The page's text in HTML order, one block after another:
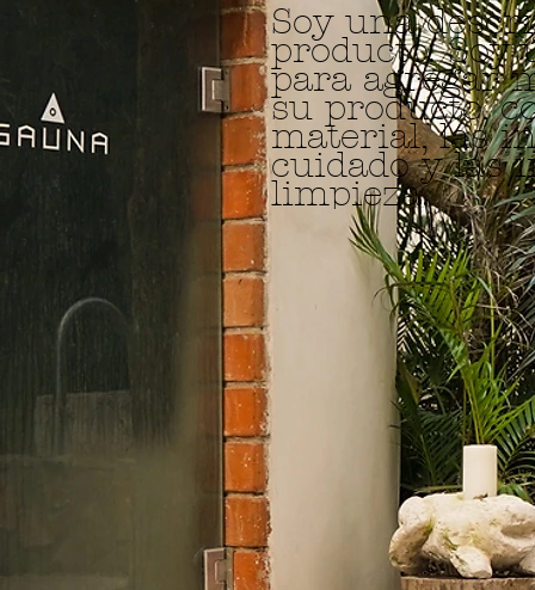
Soy una
producto. Soy
para agregar
su producto,
material, las
cuidado y las
limpieza.